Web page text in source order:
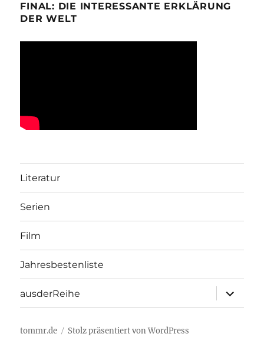
FINAL: DIE INTERESSANTE ERKLÄRUNG
DER WELT
Literatur
Serien
Film
Jahresbestenliste
ausderReihe
öffnen
tommr.de Stolz präsentiert von WordPress